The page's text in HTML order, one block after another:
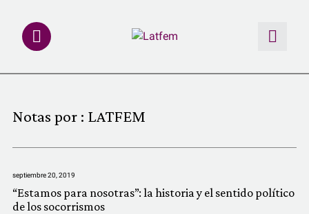
INVESTIGACIONES
REDACCIÓN ABIERTA
Notas por : LATFEM
septiembre 20, 2019
“Estamos para nosotras”: la historia y el sentido político
de los socorrismos